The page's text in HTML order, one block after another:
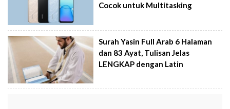
Cocok untuk Multitasking
Surah Yasin Full Arab 6 Halaman
dan 83 Ayat, Tulisan Jelas
LENGKAP dengan Latin